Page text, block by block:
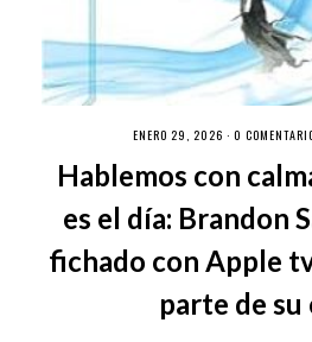
ENERO 29, 2026 · 0
Hablemos con
es el día: Brandon
fichado con Apple
parte de su